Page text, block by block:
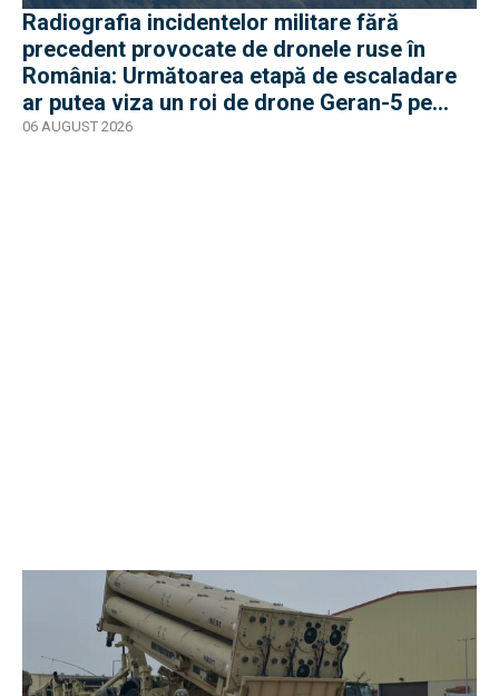
Radiografia incidentelor militare fără
precedent provocate de dronele ruse în
România: Următoarea etapă de escaladare
ar putea viza un roi de drone Geran-5 pe
direcția Galați-Reni
06 AUGUST 2026